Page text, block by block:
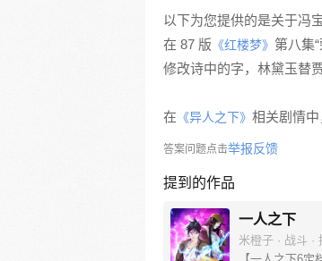
以下为您提供的是关于冯
在 87 版 《红楼梦》 第八集
修改诗中的字，林黛玉替
在 《异人之下》 相关剧情中
答案问题点击举报反馈
提到的作品
一人之下
米橙子 · 战斗 ·
【一人之下6